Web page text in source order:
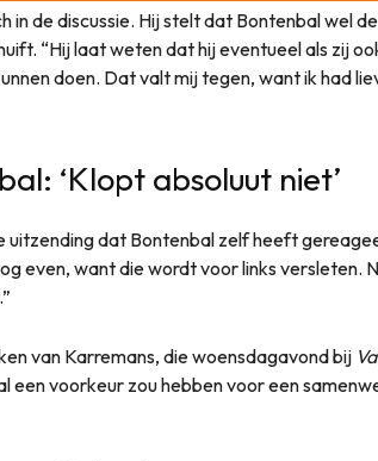
in de discussie. Hij stelt dat Bontenbal wel
“Hij laat weten dat hij eventueel als zij
doen. Dat valt mij tegen, want ik had
‘Klopt absoluut niet’
uitzending dat Bontenbal zelf heeft
even, want die wordt voor links versleten.
van Karremans, die woensdagavond bij
een voorkeur zou hebben voor een